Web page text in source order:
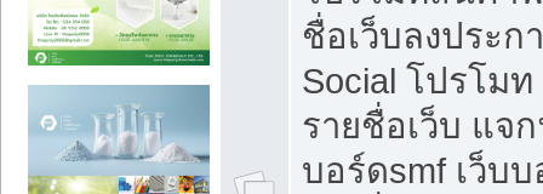
ชื่อเว็บลงประ
Social โปรโม
รายชื่อเว็บ แจ
บอร์ดsmf เว็บ